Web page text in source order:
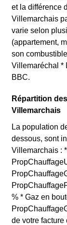
et la différence
Villemarchais
varie selon
(appartement,
son
Villemaréchal *
BBC.
Répartition
Villemarchais
La population
dessous, sont
Villemarchais :
% * Gaz en
de votre